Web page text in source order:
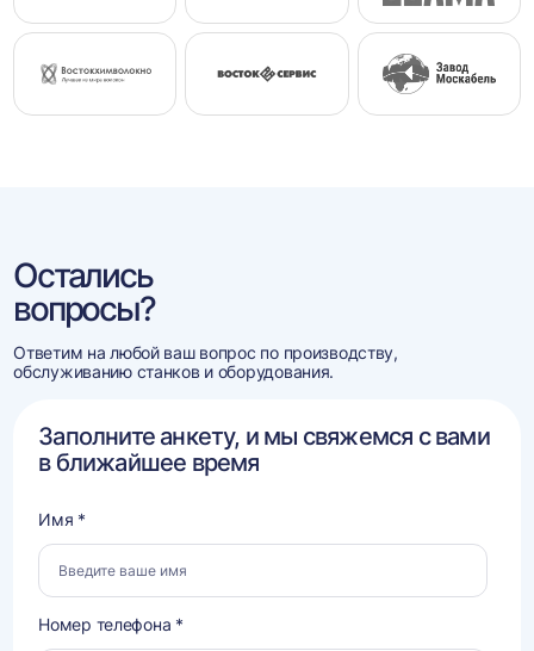
Остались
вопросы?
Ответим на любой ваш вопрос по производству,
обслуживанию станков и оборудования.
Заполните анкету, и мы свяжемся с вами
в ближайшее время
Имя *
Номер телефона *